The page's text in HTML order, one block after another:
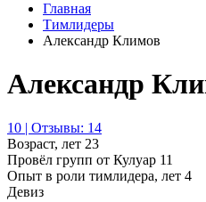
Главная
Тимлидеры
Александр Климов
Александр
10 | Отзывы: 14
Возраст, лет 23
Провёл групп от Кулуар 11
Опыт в роли тимлидера, лет 4
Девиз